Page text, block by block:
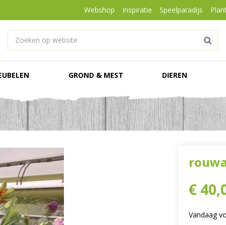
Webshop Inspiratie Speelparadijs
GROND & MEST DIEREN
€ 40,
Vandaag